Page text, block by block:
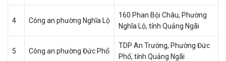
4 Công an phường Nghĩa Lộ
160 Phan Bội Châu, Phường
Nghĩa Lộ, tỉnh Quảng Ngãi
5 Công an phường Đức Phổ
TDP An Trường, Phường Đức
Phổ, tỉnh Quảng Ngãi